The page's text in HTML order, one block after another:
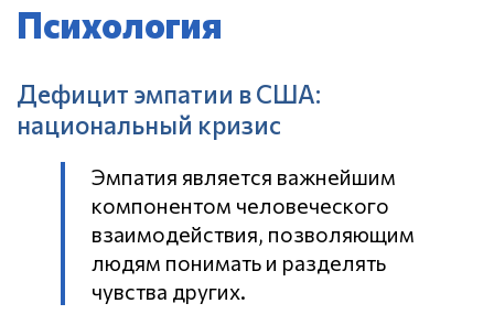
Психология
Дефицит эмпатии в США:
национальный кризис
Эмпатия является важнейшим
компонентом человеческого
взаимодействия, позволяющим
людям понимать и разделять
чувства других.